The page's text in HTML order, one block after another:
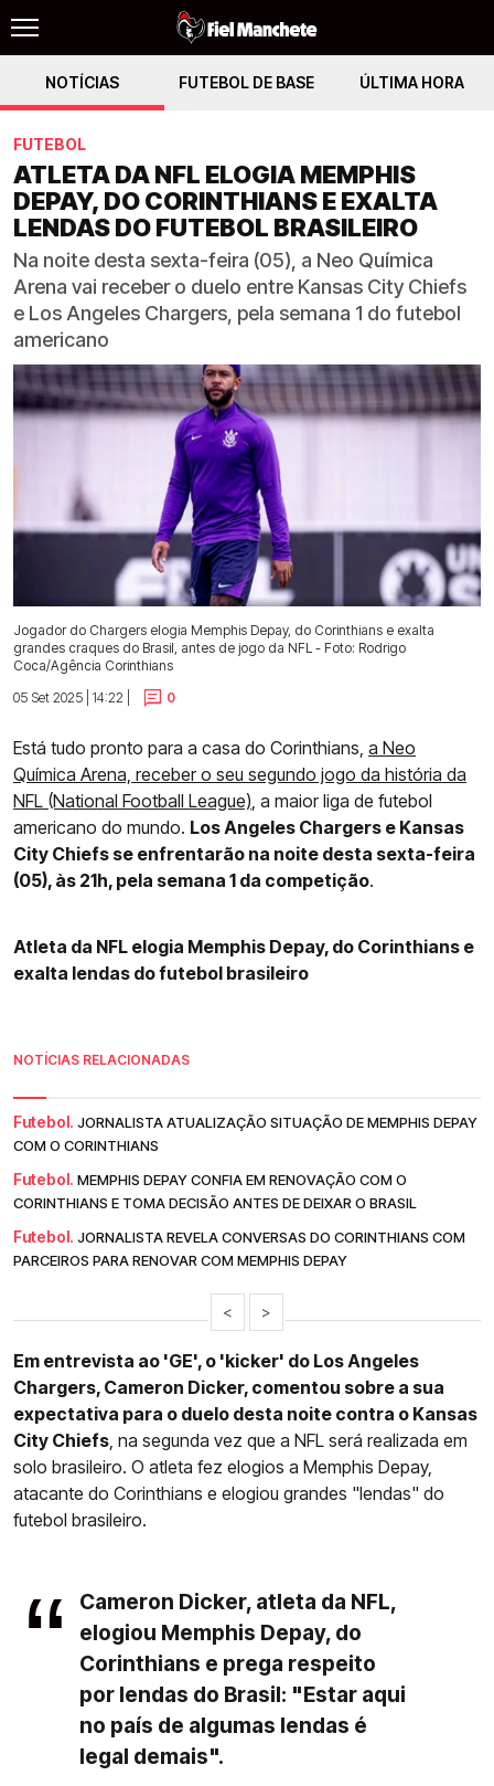
NOTÍCIAS FUTEBOL DE BASE ÚLTIMA HORA
FUTEBOL
ATLETA DA NFL ELOGIA MEMPHIS
DEPAY, DO CORINTHIANS E EXALTA
LENDAS DO FUTEBOL BRASILEIRO
Na noite desta sexta-feira (05), a Neo Química
Arena vai receber o duelo entre Kansas City Chiefs
e Los Angeles Chargers, pela semana 1 do futebol
americano
Jogador do Chargers elogia Memphis Depay, do Corinthians e exalta
grandes craques do Brasil, antes de jogo da NFL - Foto: Rodrigo
Coca/Agência Corinthians
05 Set 2025 | 14:22 |
0
Está tudo pronto para a casa do Corinthians, a Neo
Química Arena, receber o seu segundo jogo da história da
NFL (National Football League), a maior liga de futebol
americano do mundo. Los Angeles Chargers e Kansas
City Chiefs se enfrentarão na noite desta sexta-feira
(05), às 21h, pela semana 1 da competição.
Atleta da NFL elogia Memphis Depay, do Corinthians e
exalta lendas do futebol brasileiro
NOTÍCIAS RELACIONADAS
Futebol. JORNALISTA ATUALIZAÇÃO SITUAÇÃO DE MEMPHIS DEPAY
COM O CORINTHIANS
Futebol. MEMPHIS DEPAY CONFIA EM RENOVAÇÃO COM O
CORINTHIANS E TOMA DECISÃO ANTES DE DEIXAR O BRASIL
Futebol. JORNALISTA REVELA CONVERSAS DO CORINTHIANS COM
PARCEIROS PARA RENOVAR COM MEMPHIS DEPAY
< >
Em entrevista ao 'GE', o 'kicker' do Los Angeles
Chargers, Cameron Dicker, comentou sobre a sua
expectativa para o duelo desta noite contra o Kansas
City Chiefs, na segunda vez que a NFL será realizada em
solo brasileiro. O atleta fez elogios a Memphis Depay,
atacante do Corinthians e elogiou grandes "lendas" do
futebol brasileiro.
Cameron Dicker, atleta da NFL,
elogiou Memphis Depay, do
Corinthians e prega respeito
por lendas do Brasil: "Estar aqui
no país de algumas lendas é
legal demais".